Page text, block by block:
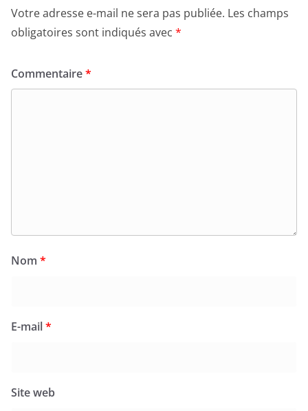
Votre adresse e-mail ne sera pas publiée. Les champs
obligatoires sont indiqués avec *
Commentaire*
Nom *
E-mail*
Site web